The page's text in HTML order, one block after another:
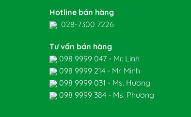
Hotline bán hàng
028-7300 7226
Tư vấn bán hàng
098 9999 047 - Mr. Linh
098 9999 214 - Mr. Minh
098 9999 031 - Ms. Hương
098 9999 384 - Ms. Phương